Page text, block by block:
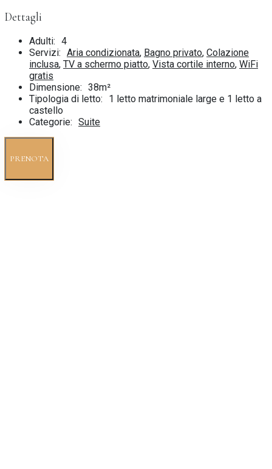
Dettagli
Adulti: 4
Servizi: Aria condizionata, Bagno privato, Colazione
inclusa, TV a schermo piatto, Vista cortile interno, WiFi
gratis
Dimensione: 38m²
Tipologia di letto:
1 letto matrimoniale large e 1 letto a
castello
Categorie: Suite
PRENOTA